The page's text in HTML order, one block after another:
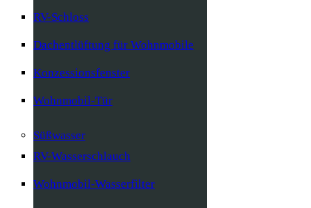
RV-Schloss
Dachentlüftung für Wohnmobile
Konzessionsfenster
Wohnmobil-Tür
Süßwasser
RV-Wasserschlauch
Wohnmobil-Wasserfilter